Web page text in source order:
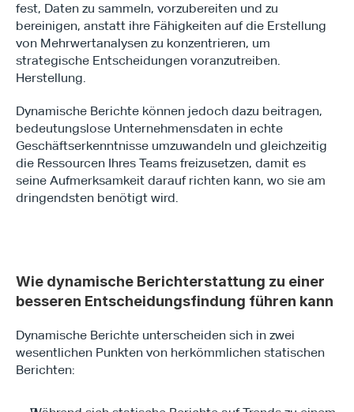
fest, Daten zu sammeln, vorzubereiten und zu
bereinigen, anstatt ihre Fähigkeiten auf die Erstellung
von Mehrwertanalysen zu konzentrieren, um
strategische Entscheidungen voranzutreiben.
Herstellung.
Dynamische Berichte können jedoch dazu beitragen,
bedeutungslose Unternehmensdaten in echte
Geschäftserkenntnisse umzuwandeln und gleichzeitig
die Ressourcen Ihres Teams freizusetzen, damit es
seine Aufmerksamkeit darauf richten kann, wo sie am
dringendsten benötigt wird.
Wie dynamische Berichterstattung zu einer
besseren Entscheidungsfindung führen kann
Dynamische Berichte unterscheiden sich in zwei
wesentlichen Punkten von herkömmlichen statischen
Berichten: